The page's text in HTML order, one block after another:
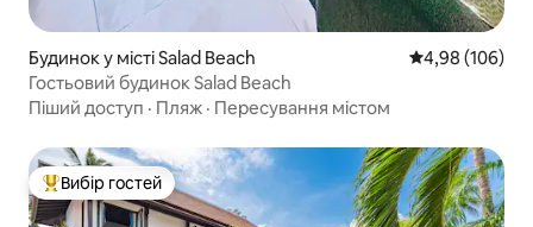
Будинок у місті Salad Beach Середня
4,98 (106)
Гостьовий будинок Salad Beach
Піший доступ · Пляж · Пересування містом
Топ вибір гостей
Вибір гостей